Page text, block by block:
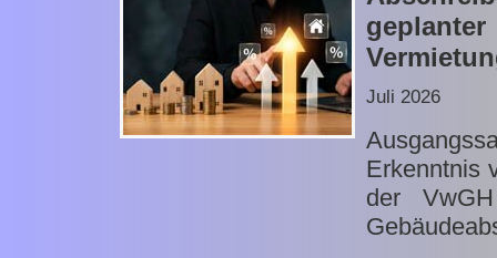
geplanter
Juli 2026
Erkenntnis
der